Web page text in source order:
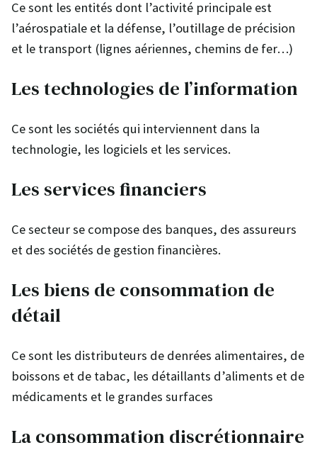
Ce sont les entités dont l’activité principale est
l’aérospatiale et la défense, l’outillage de précision
et le transport (lignes aériennes, chemins de fer…)
Les technologies de l’information
Ce sont les sociétés qui interviennent dans la
technologie, les logiciels et les services.
Les services financiers
Ce secteur se compose des banques, des assureurs
et des sociétés de gestion financières.
Les biens de consommation de
détail
Ce sont les distributeurs de denrées alimentaires, de
boissons et de tabac, les détaillants d’aliments et de
médicaments et le grandes surfaces
La consommation discrétionnaire